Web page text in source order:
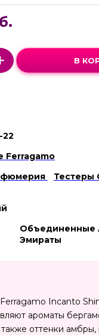
В
22
Ferragamo
Тестеры
Объединенные
Эмираты
Incanto
ароматы
оттенки амбры,